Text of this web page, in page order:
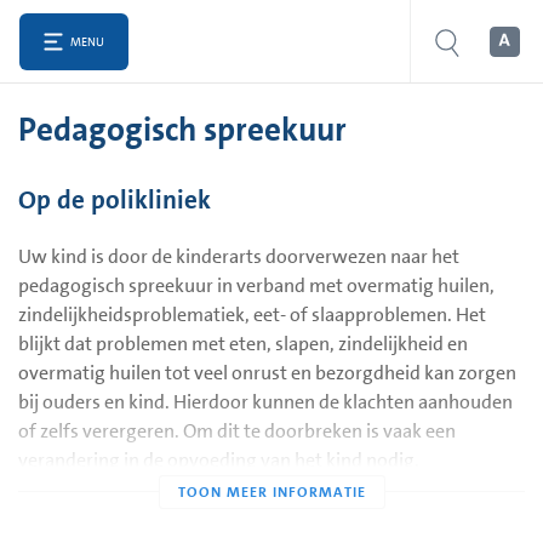
MENU
Pedagogisch spreekuur
Op de polikliniek
Uw kind is door de kinderarts doorverwezen naar het
pedagogisch spreekuur in verband met overmatig huilen,
zindelijkheidsproblematiek, eet- of slaapproblemen. Het
blijkt dat problemen met eten, slapen, zindelijkheid en
overmatig huilen tot veel onrust en bezorgdheid kan zorgen
bij ouders en kind. Hierdoor kunnen de klachten aanhouden
of zelfs verergeren. Om dit te doorbreken is vaak een
verandering in de opvoeding van het kind nodig.